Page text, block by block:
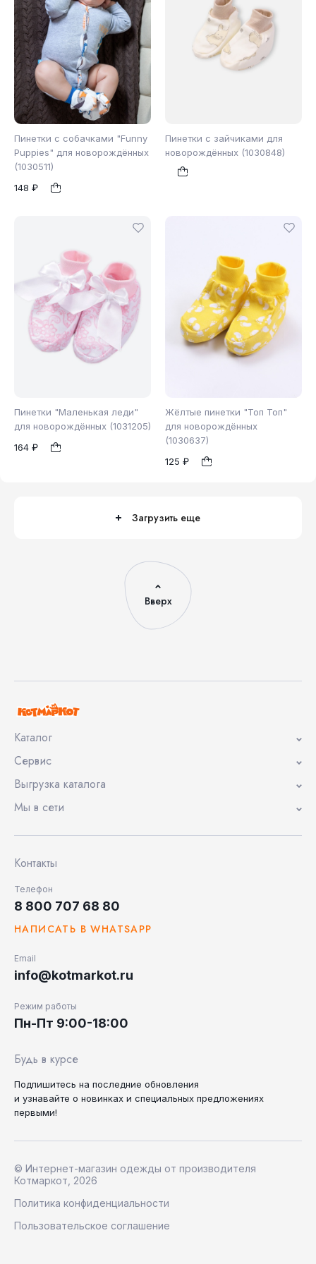
Пинетки с собачками "Funny
Puppies" для новорождённых
(1030511)
148 ₽
1
Пинетки с зайчиками для
новорождённых (1030848)
б/р
Пинетки "Маленькая леди"
для новорождённых (1031205)
164 ₽
б/р
Жёлтые пинетки "Топ Топ"
для новорождённых
(1030637)
125 ₽
1
Загрузить еще
Вверх
Каталог
Сервис
Выгрузка каталога
Мы в сети
Контакты
Телефон
8 800 707 68 80
НАПИСАТЬ В WHATSAPP
Email
info@kotmarkot.ru
Режим работы
Пн-Пт 9:00-18:00
Будь в курсе
Подпишитесь на последние обновления
и узнавайте о новинках и специальных предложениях
первыми!
© Интернет-магазин одежды от производителя
Котмаркот, 2026
Политика конфиденциальности
Пользовательское соглашение